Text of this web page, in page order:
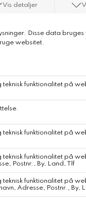
økologisk bomuld.
detaljer såsom
– Indien